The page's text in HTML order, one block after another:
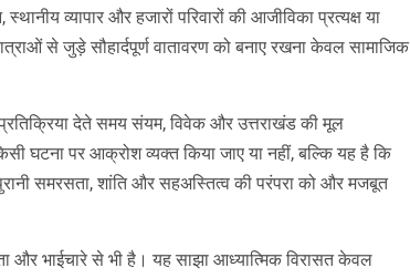
व्यापार और हजारों परिवारों की आजीविका प्रत्यक्ष या
से जुड़े सौहार्दपूर्ण वातावरण को बनाए रखना केवल सामाजिक
देते समय संयम, विवेक और उत्तराखंड की मूल
घटना पर आक्रोश व्यक्त किया जाए या नहीं, बल्कि यह है कि
समरसता, शांति और सहअस्तित्व की परंपरा को और मजबूत
और भाईचारे से भी है। यह साझा आध्यात्मिक विरासत केवल